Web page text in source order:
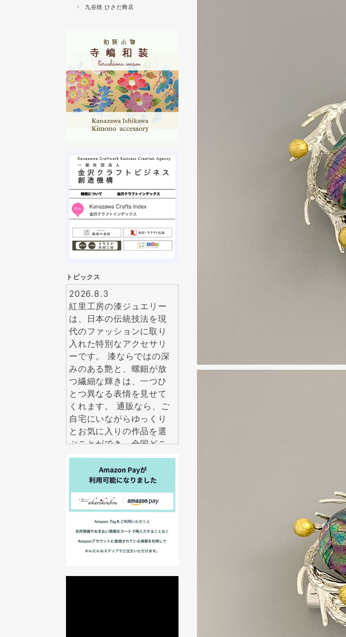
九谷焼 ひさだ商店
トピックス
2026.8.3
紅里工房の漆ジュエリー
は、日本の伝統技法を現
代のファッションに取り
入れた特別なアクセサリ
ーです。 漆ならではの深
みのある艶と、螺鈿が放
つ繊細な輝きは、一つひ
とつ異なる表情を見せて
くれます。 通販なら、ご
自宅にいながらゆっくり
とお気に入りの作品を選
ぶことができ、全国どこ
からでも気軽にお求めい
ただけます。
2026.7.29
アクセサリーは数多くあ
りますが、本当に長く大
切にしたいと思えるもの
は意外と多くありませ